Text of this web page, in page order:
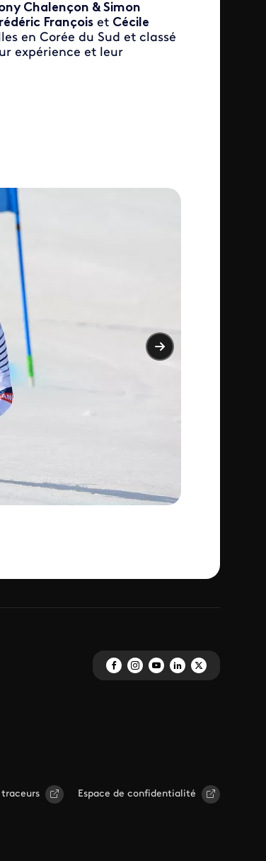
Chalençon & Simon
Françoiset Cécile
en Corée du Sud et classé
expérience et leur
traceurs Espace de confidentialité